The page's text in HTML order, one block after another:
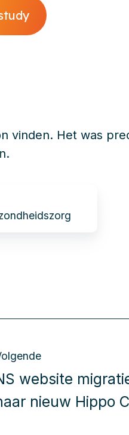
vinden. Het was
website
nieuw Hippo